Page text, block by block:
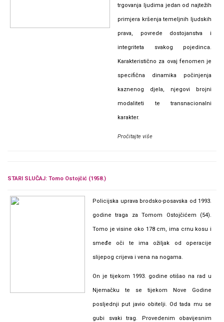
trgovanja ljudima jedan od najtežih
primjera kršenja temeljnih ljudskih
prava, povrede dostojanstva i
integriteta svakog pojedinca.
Karakteristično za ovaj fenomen je
specifična dinamika počinjenja
kaznenog djela, njegovi brojni
modaliteti te transnacionalni
karakter.
Pročitajte više
STARI SLUČAJ: Tomo Ostojčić (1958.)
Policijska uprava brodsko-posavska od 1993.
godine traga za Tomom Ostojčićem (54).
Tomo je visine oko 178 cm, ima crnu kosu i
smeđe oči te ima ožiljak od operacije
slijepog crijeva i vena na nogama.
On je tijekom 1993. godine otišao na rad u
Njemačku te se tijekom Nove Godine
posljednji put javio obitelji. Od tada mu se
gubi svaki trag. Provedenim obavijesnim